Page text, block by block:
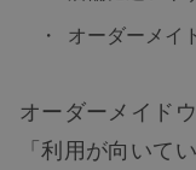
オーダーメイ
オーダーメイド
「利用が向いて